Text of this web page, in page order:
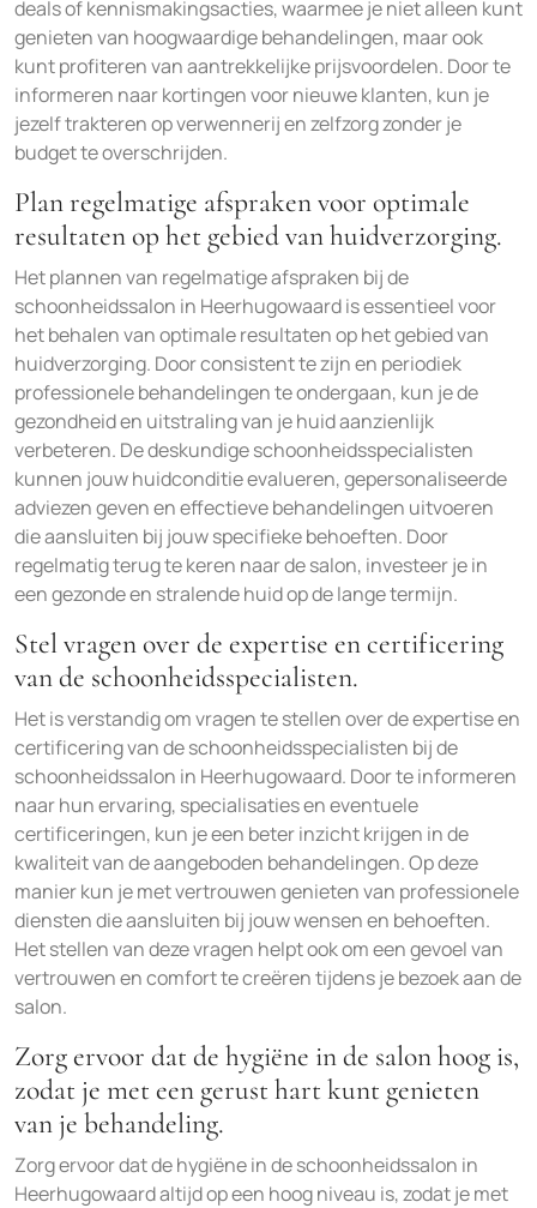
deals of kennismakingsacties, waarmee je niet alleen kunt
genieten van hoogwaardige behandelingen, maar ook
kunt profiteren van aantrekkelijke prijsvoordelen. Door te
informeren naar kortingen voor nieuwe klanten, kun je
jezelf trakteren op verwennerij en zelfzorg zonder je
budget te overschrijden.
Plan regelmatige afspraken voor optimale
resultaten op het gebied van huidverzorging.
Het plannen van regelmatige afspraken bij de
schoonheidssalon in Heerhugowaard is essentieel voor
het behalen van optimale resultaten op het gebied van
huidverzorging. Door consistent te zijn en periodiek
professionele behandelingen te ondergaan, kun je de
gezondheid en uitstraling van je huid aanzienlijk
verbeteren. De deskundige schoonheidsspecialisten
kunnen jouw huidconditie evalueren, gepersonaliseerde
adviezen geven en effectieve behandelingen uitvoeren
die aansluiten bij jouw specifieke behoeften. Door
regelmatig terug te keren naar de salon, investeer je in
een gezonde en stralende huid op de lange termijn.
Stel vragen over de expertise en certificering
van de schoonheidsspecialisten.
Het is verstandig om vragen te stellen over de expertise en
certificering van de schoonheidsspecialisten bij de
schoonheidssalon in Heerhugowaard. Door te informeren
naar hun ervaring, specialisaties en eventuele
certificeringen, kun je een beter inzicht krijgen in de
kwaliteit van de aangeboden behandelingen. Op deze
manier kun je met vertrouwen genieten van professionele
diensten die aansluiten bij jouw wensen en behoeften.
Het stellen van deze vragen helpt ook om een gevoel van
vertrouwen en comfort te creëren tijdens je bezoek aan de
salon.
Zorg ervoor dat de hygiëne in de salon hoog is,
zodat je met een gerust hart kunt genieten
van je behandeling.
Zorg ervoor dat de hygiëne in de schoonheidssalon in
Heerhugowaard altijd op een hoog niveau is, zodat je met